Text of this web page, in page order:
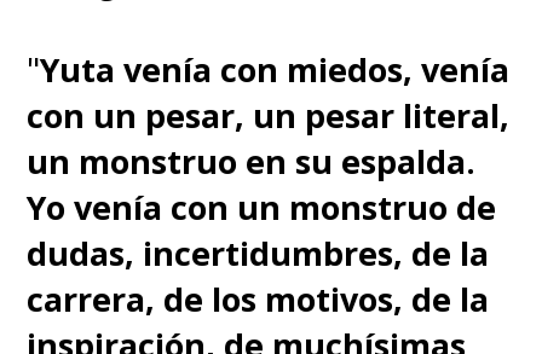
"Yuta venía con miedos, venía
con un pesar, un pesar literal,
un monstruo en su espalda.
Yo venía con un monstruo de
dudas, incertidumbres, de la
carrera, de los motivos, de la
inspiración, de muchísimas